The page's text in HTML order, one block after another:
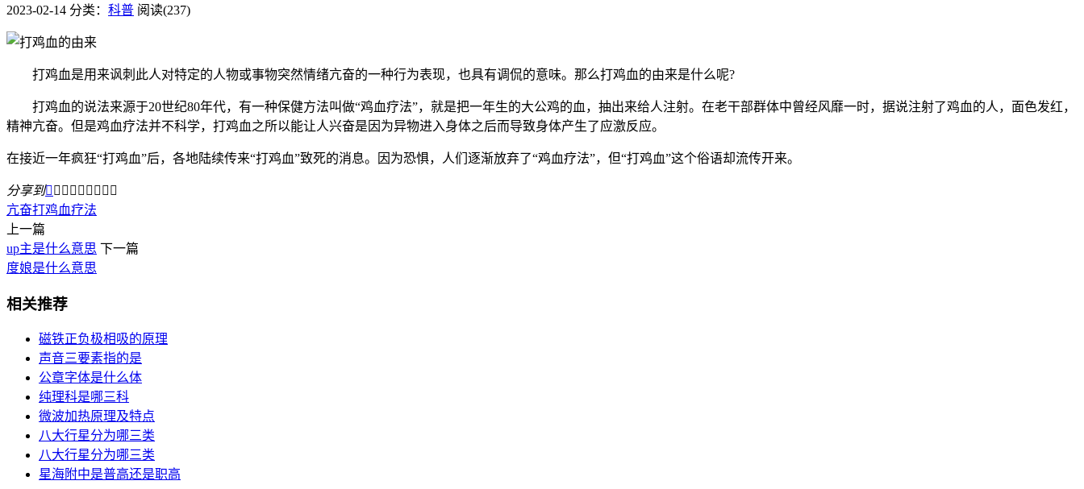
2023-02-14 分类： 科普 阅读(237)
打鸡血是用来讽刺此人对特定的人物或事物突然情绪亢奋的一种行为表现，也具有调侃的意味。那么打鸡血的由来是什么呢?
打鸡血的说法来源于20世纪80年代，有一种保健方法叫做“鸡血疗法”，就是把一年生的大公鸡的血，抽出来给人注射。在老干部群体中曾经风靡一时，据说注射了鸡血的人，面色发红，
精神亢奋。但是鸡血疗法并不科学，打鸡血之所以能让人兴奋是因为异物进入身体之后而导致身体产生了应激反应。
在接近一年疯狂“打鸡血”后，各地陆续传来“打鸡血”致死的消息。因为恐惧，人们逐渐放弃了“鸡血疗法”，但“打鸡血”这个俗语却流传开来。
分享到        
亢奋打鸡血疗法
上一篇
up主是什么意思 下一篇
度娘是什么意思
相关推荐
磁铁正负极相吸的原理
声音三要素指的是
公章字体是什么体
纯理科是哪三科
微波加热原理及特点
八大行星分为哪三类
八大行星分为哪三类
星海附中是普高还是职高